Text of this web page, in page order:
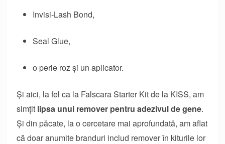
Invisi-Lash Bond,
Seal Glue,
o perie roz și un aplicator.
Și aici, la fel ca la Falscara Starter Kit de la KISS, am
simțit lipsa unui remover pentru adezivul de gene.
Și din păcate, la o cercetare mai aprofundată, am aflat
că doar anumite branduri includ remover în kiturile lor